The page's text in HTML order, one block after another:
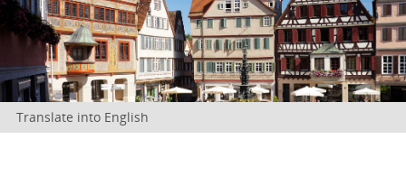
Translate into English